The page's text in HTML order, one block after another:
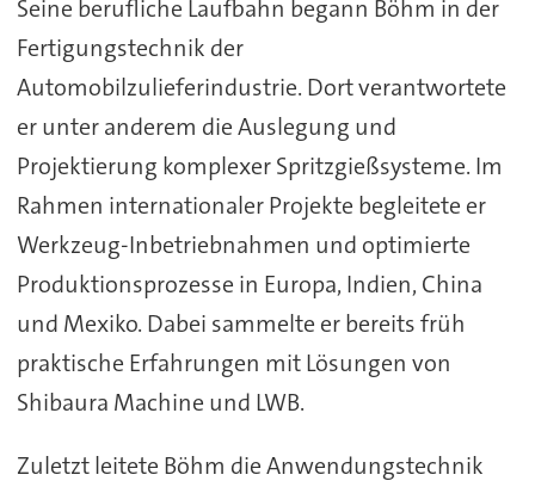
Seine berufliche Laufbahn begann Böhm in der
Fertigungstechnik der
Automobilzulieferindustrie. Dort verantwortete
er unter anderem die Auslegung und
Projektierung komplexer Spritzgießsysteme. Im
Rahmen internationaler Projekte begleitete er
Werkzeug-Inbetriebnahmen und optimierte
Produktionsprozesse in Europa, Indien, China
und Mexiko. Dabei sammelte er bereits früh
praktische Erfahrungen mit Lösungen von
Shibaura Machine und LWB.
Zuletzt leitete Böhm die Anwendungstechnik